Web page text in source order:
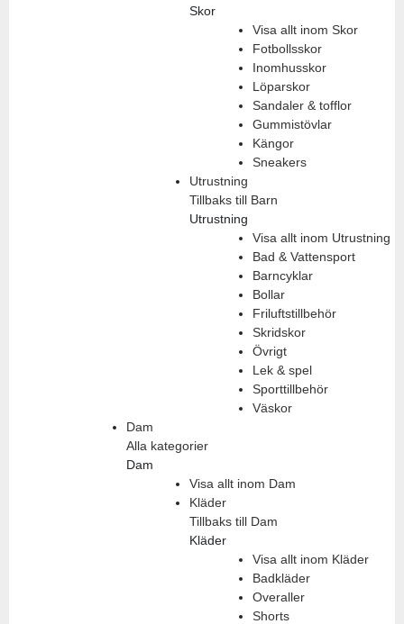
Skor
Visa allt inom Skor
Fotbollsskor
Inomhusskor
Löparskor
Sandaler & tofflor
Gummistövlar
Kängor
Sneakers
Utrustning
Tillbaks till Barn
Utrustning
Visa allt inom Utrustning
Bad & Vattensport
Barncyklar
Bollar
Friluftstillbehör
Skridskor
Övrigt
Lek & spel
Sporttillbehör
Väskor
Dam
Alla kategorier
Dam
Visa allt inom Dam
Kläder
Tillbaks till Dam
Kläder
Visa allt inom Kläder
Badkläder
Overaller
Shorts